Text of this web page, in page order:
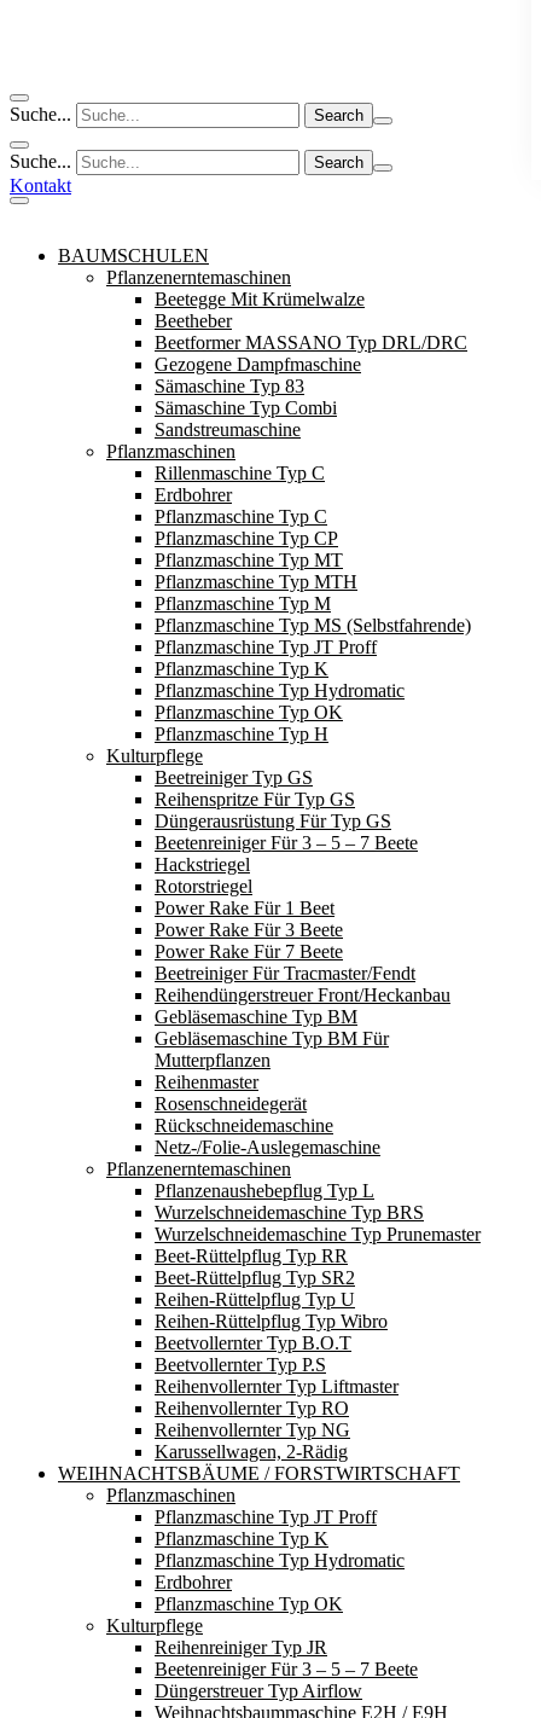
Suche...
Suche...
Kontakt
BAUMSCHULEN
Pflanzenerntemaschinen
Beetegge Mit Krümelwalze
Beetheber
Beetformer MASSANO Typ DRL/DRC
Gezogene Dampfmaschine
Sämaschine Typ 83
Sämaschine Typ Combi
Sandstreumaschine
Pflanzmaschinen
Rillenmaschine Typ C
Erdbohrer
Pflanzmaschine Typ C
Pflanzmaschine Typ CP
Pflanzmaschine Typ MT
Pflanzmaschine Typ MTH
Pflanzmaschine Typ M
Pflanzmaschine Typ MS (Selbstfahrende)
Pflanzmaschine Typ JT Proff
Pflanzmaschine Typ K
Pflanzmaschine Typ Hydromatic
Pflanzmaschine Typ OK
Pflanzmaschine Typ H
Kulturpflege
Beetreiniger Typ GS
Reihenspritze Für Typ GS
Düngerausrüstung Für Typ GS
Beetenreiniger Für 3 – 5 – 7 Beete
Hackstriegel
Rotorstriegel
Power Rake Für 1 Beet
Power Rake Für 3 Beete
Power Rake Für 7 Beete
Beetreiniger Für Tracmaster/Fendt
Reihendüngerstreuer Front/Heckanbau
Gebläsemaschine Typ BM
Gebläsemaschine Typ BM Für
Mutterpflanzen
Reihenmaster
Rosenschneidegerät
Rückschneidemaschine
Netz-/Folie-Auslegemaschine
Pflanzenerntemaschinen
Pflanzenaushebepflug Typ L
Wurzelschneidemaschine Typ BRS
Wurzelschneidemaschine Typ Prunemaster
Beet-Rüttelpflug Typ RR
Beet-Rüttelpflug Typ SR2
Reihen-Rüttelpflug Typ U
Reihen-Rüttelpflug Typ Wibro
Beetvollernter Typ B.O.T
Beetvollernter Typ P.S
Reihenvollernter Typ Liftmaster
Reihenvollernter Typ RO
Reihenvollernter Typ NG
Karussellwagen, 2-Rädig
WEIHNACHTSBÄUME / FORSTWIRTSCHAFT
Pflanzmaschinen
Pflanzmaschine Typ JT Proff
Pflanzmaschine Typ K
Pflanzmaschine Typ Hydromatic
Erdbohrer
Pflanzmaschine Typ OK
Kulturpflege
Reihenreiniger Typ JR
Beetenreiniger Für 3 – 5 – 7 Beete
Düngerstreuer Typ Airflow
Weihnachtsbaummaschine E2H / E9H